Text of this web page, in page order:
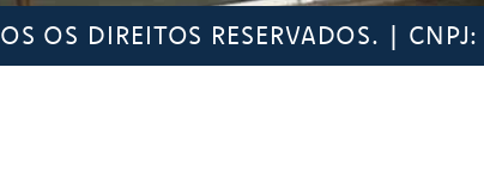
OS DIREITOS RESERVADOS. |